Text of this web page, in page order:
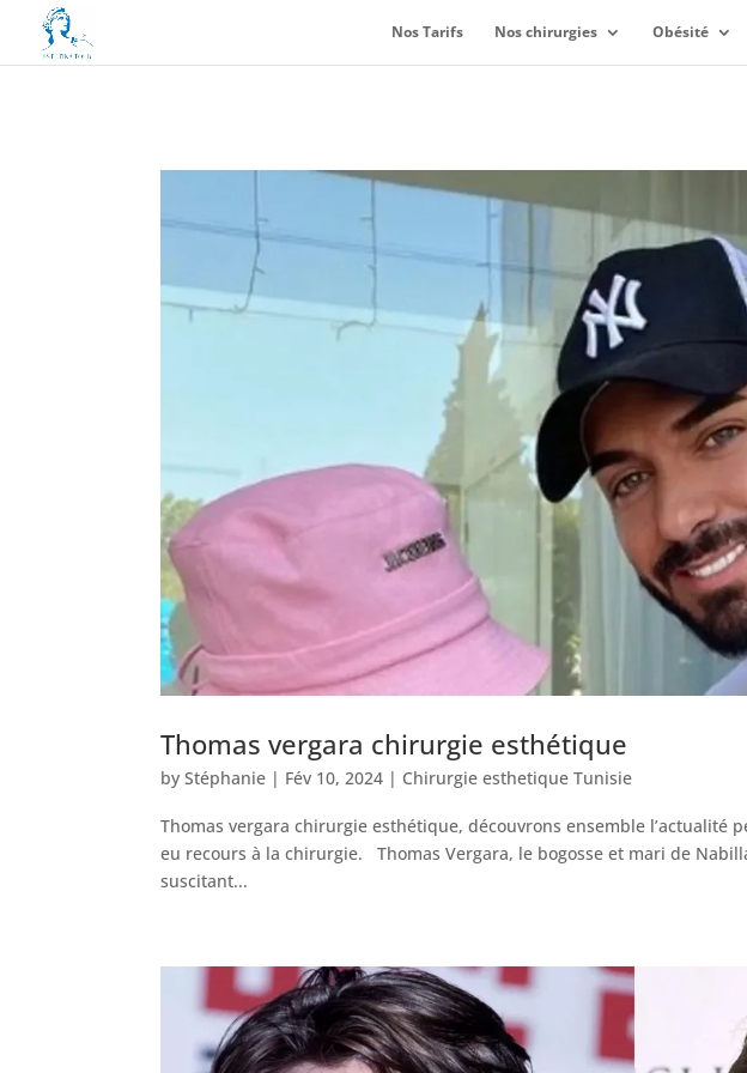
Nos Tarifs Nos chirurgies Obésité
Thomas vergara chirurgie esthétique
byStéphanie | Fév 10, 2024 | Chirurgie esthetique Tunisie
Thomas vergara chirurgie esthétique, découvrons ensemble l’actualité
eu recours à la chirurgie. Thomas Vergara, le bogosse et mari de
suscitant...